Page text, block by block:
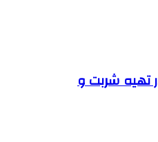
تهیه شربت و